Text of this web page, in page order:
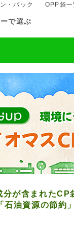
・パック OPP袋
で選ぶ
が含まれたCP
石油資源の節約